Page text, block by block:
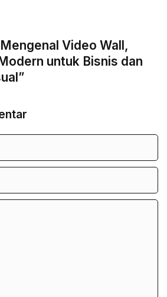
Video Wall,
untuk Bisnis dan